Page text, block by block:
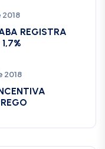
2018
REGISTRA
2018